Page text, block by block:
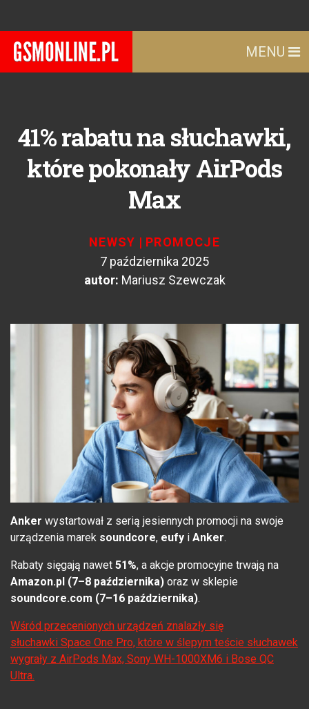
MENU
41% rabatu na słuchawki,
które pokonały AirPods
Max
NEWSY | PROMOCJE
7 października 2025
autor: Mariusz Szewczak
Anker wystartował z serią jesiennych promocji na swoje
urządzenia marek soundcore, eufy i Anker.
Rabaty sięgają nawet 51%, a akcje promocyjne trwają na
Amazon.pl (7–8 października) oraz w sklepie
soundcore.com (7–16 października).
Wśród przecenionych urządzeń znalazły się
słuchawki Space One Pro, które w ślepym teście słuchawek
wygrały z AirPods Max, Sony WH-1000XM6 i Bose QC
Ultra.